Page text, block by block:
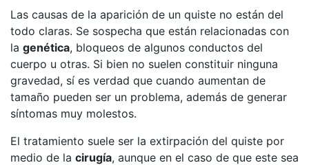
Las causas de la aparición de un quiste no están del
todo claras. Se sospecha que están relacionadas con
la genética, bloqueos de algunos conductos del
cuerpo u otras. Si bien no suelen constituir ninguna
gravedad, sí es verdad que cuando aumentan de
tamaño pueden ser un problema, además de generar
síntomas muy molestos.
El tratamiento suele ser la extirpación del quiste por
medio de la cirugía, aunque en el caso de que este sea